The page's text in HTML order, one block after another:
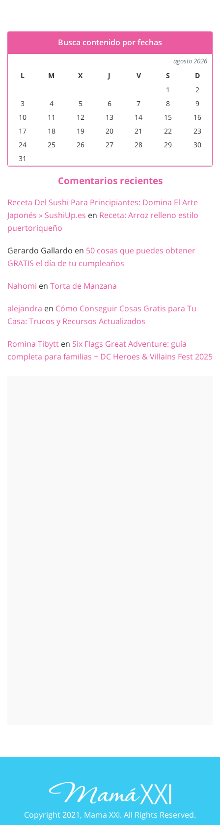
Busca contenido por fechas
agosto 2026
L M X J V S
D
1
2
3
4 5 6 7 8
9
10
11 12 13 14 15
16
17
18 19 20 21 22
23
24
25 26 27 28 29
30
31
Comentarios recientes
Receta Del Sushi Para Principiantes: Domina El Arte
Japonés » SushiUp.es en Receta: Arroz relleno estilo
puertoriqueño
Gerardo Gallardo en 50 cosas que puedes obtener
GRATIS el día de tu cumpleaños
Nahomi en Torta de Manzana
alejandra en Cómo Conseguir Cosas Gratis para Tu
Casa: Trucos y Recursos Actualizados
Romina Tibytt en Six Flags Great Adventure: guía
completa para familias + DC Heroes & Villains Fest 2025
Copyright 2021, Mama XXI. All Rights Reserved.